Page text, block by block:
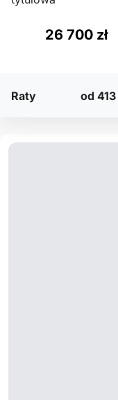
26 700 zł
Raty od 413